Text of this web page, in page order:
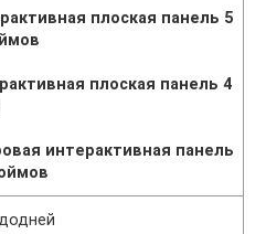
плоская панель 5
плоская панель 4
интерактивная панель